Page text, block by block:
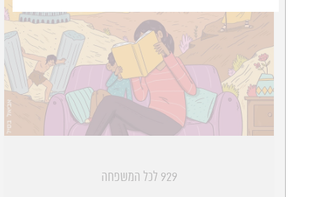
929 לכל המשפחה